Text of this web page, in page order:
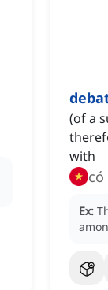
(of a
with
Ex: